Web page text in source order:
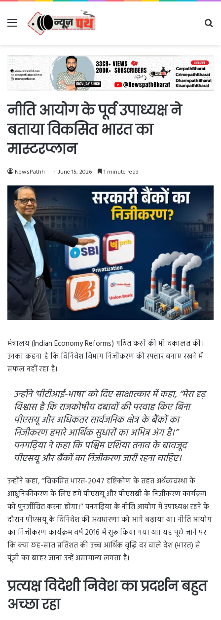
Menu
नीति आयोग के पूर्व उपाध्यक्ष ने
बताया विकसित भारत का
मास्टरप्लान
NewsPathh June 15, 2026 1 minute read
मंत्रालय (Indian Economy Reforms) गठित करने की भी वकालत की।
उनका कहना है कि विनिवेश विभाग निजीकरण की रफ्तार बनाए रखने में
सफल नहीं रहा है।
उन्होंने ‘पीटीआई-भाषा’ को दिए साक्षात्कार में कहा, ‘‘मेरा दृढ़
विश्वास है कि राजकोषीय दबावों की परवाह किए बिना
पीएसयू और अधिकतर सार्वजनिक क्षेत्र के बैंकों का
निजीकरण हमारे आर्थिक सुधारों का अभिन्न अंग है।’’
पनगढ़िया ने कहा कि पश्चिम एशिया तनाव के बावजूद
पीएसयू और बैंकों का निजीकरण जारी रहना चाहिए।
उन्होंने कहा, ‘‘विकसित भारत-2047 दृष्टिकोण के तहत अर्थव्यवस्था के
आधुनिकीकरण के लिए हमें पीएसयू और पीएसबी के निजीकरण कार्यक्रम
को पुनर्जीवित करना होगा।’’ पनगढ़िया के नीति आयोग में उपाध्यक्ष रहने के
दौरान पीएसयू के विनिवेश की अवधारणा को आगे बढ़ाया था। नीति आयोग
का निजीकरण कार्यक्रम वर्ष 2016 में शुरू किया गया था। यह पूछे जाने पर
कि क्या छह-सात प्रतिशत की उच्च आर्थिक वृद्धि दर वाले देश (भारत) से
पूंजी का बाहर जाना उन्हें असामान्य लगता है।
प्रत्यक्ष विदेशी निवेश का प्रदर्शन बहुत
अच्छा रहा